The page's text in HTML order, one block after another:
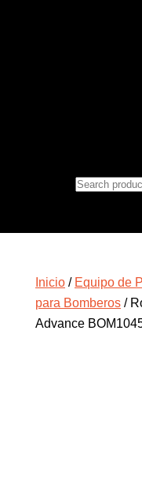
Inicio / Equipo de
para Bomberos /
Advance